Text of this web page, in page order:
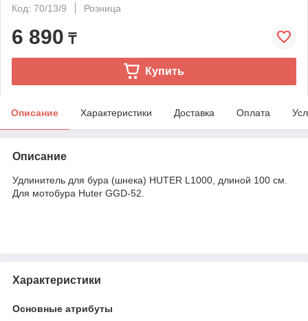
Код: 70/13/9
Розница
6 890 ₸
Купить
Описание Характеристики Доставка Оплата
Описание
Удлинитель для бура (шнека) HUTER L1000, длиной 100 см.
Для мотобура Huter GGD-52.
Характеристики
Основные атрибуты